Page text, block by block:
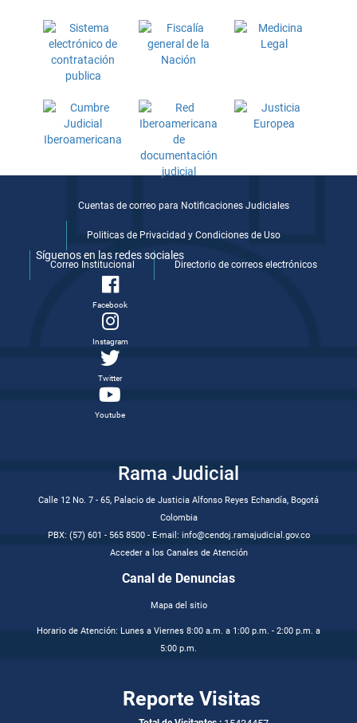
Cuentas de correo para Notificaciones Judiciales
Politicas de Privacidad y Condiciones de Uso
Correo Institucional Directorio de correos electrónicos
Síguenos en las redes sociales
Facebook
Instagram
Twitter
Youtube
Rama Judicial
Calle 12 No. 7 - 65, Palacio de Justicia Alfonso Reyes Echandía, Bogotá
Colombia
PBX: (57) 601 - 565 8500 - E-mail: info@cendoj.ramajudicial.gov.co
Acceder a los Canales de Atención
Canal de Denuncias
Mapa del sitio
Horario de Atención: Lunes a Viernes 8:00 a.m. a 1:00 p.m. - 2:00 p.m. a
5:00 p.m.
Reporte Visitas